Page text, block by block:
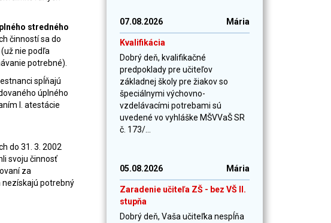
stredného
činností sa do
nie podľa
potrebné).
spĺňajú
úplného
I. atestácie
do 31. 3. 2002
svoju činnosť
za
nezískajú potrebný
07.08.2026 Mária
Kvalifikácia
Dobrý deň, kvalifikačné
predpoklady pre učiteľov
základnej školy pre žiakov so
špeciálnymi výchovno-
vzdelávacími potrebami sú
uvedené vo vyhláške MŠVVaŠ SR
č. 173/...
05.08.2026 Mária
Zaradenie učiteľa ZŠ - bez VŠ II.
stupňa
Dobrý deň, Vaša učiteľka nespĺňa